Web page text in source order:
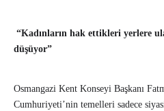
“Kadınların hak ettikleri yerlere
düşüyor”
Osmangazi Kent Konseyi Başkanı
Cumhuriyeti’nin temelleri sadece